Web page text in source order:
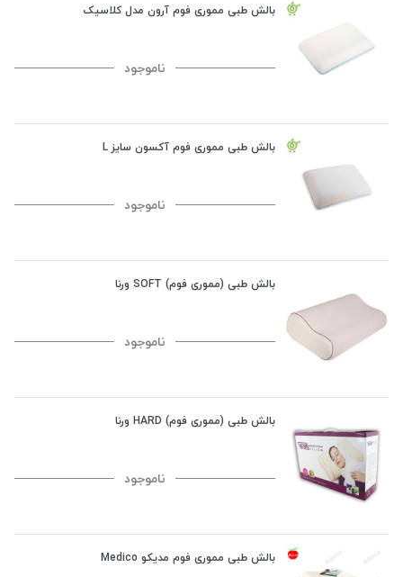
بالش طبی مموری فوم آرون مدل کلاسیک
ناموجود
بالش طبی مموری فوم آکسون سایز L
ناموجود
بالش طبی (مموری فوم) SOFT ورنا
ناموجود
بالش طبی (مموری فوم) HARD ورنا
ناموجود
بالش طبی مموری فوم مدیکو Medico